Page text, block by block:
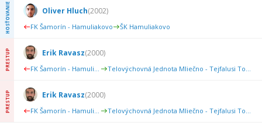
HOSŤOVANIE Oliver Hluch(2002)
FK Šamorín - Hamuliakovo ŠK Hamuliakovo
PRESTUP Erik Ravasz(2000)
FK Šamorín - Hamuliakovo Telovýchovná Jednota Mliečno - Tejfalusi Torna Egylet
PRESTUP Erik Ravasz(2000)
FK Šamorín - Hamuliakovo Telovýchovná Jednota Mliečno - Tejfalusi Torna Egylet